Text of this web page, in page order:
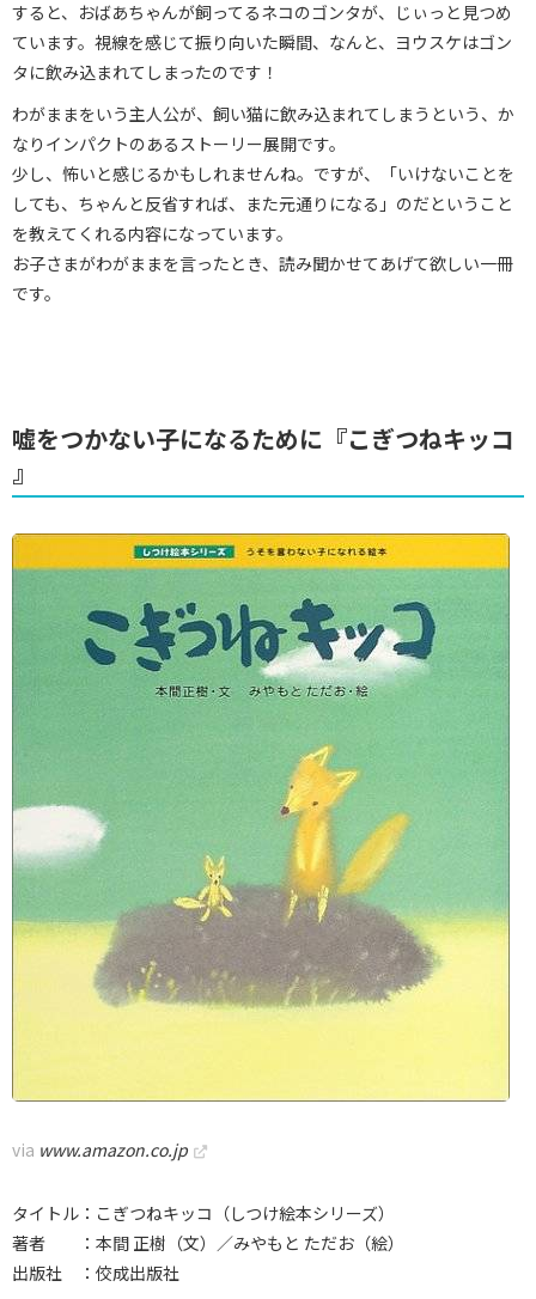
すると、おばあちゃんが飼ってるネコのゴンタが、じぃっと見つめ
ています。視線を感じて振り向いた瞬間、なんと、ヨウスケはゴン
タに飲み込まれてしまったのです！
わがままをいう主人公が、飼い猫に飲み込まれてしまうという、か
なりインパクトのあるストーリー展開です。
少し、怖いと感じるかもしれませんね。ですが、「いけないことを
しても、ちゃんと反省すれば、また元通りになる」のだということ
を教えてくれる内容になっています。
お子さまがわがままを言ったとき、読み聞かせてあげて欲しい一冊
です。
嘘をつかない子になるために『こぎつねキッコ
』
via www.amazon.co.jp
タイトル：こぎつねキッコ（しつけ絵本シリーズ）
著者 ：本間 正樹（文）／みやもと ただお（絵）
出版社 ：佼成出版社